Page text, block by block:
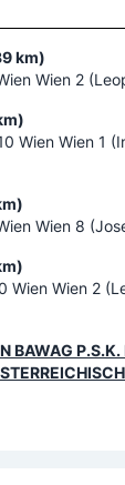
km)
Wien 2
Wien Wien 1
Wien 8
Wien Wien 2
BAWAG P.S.K.